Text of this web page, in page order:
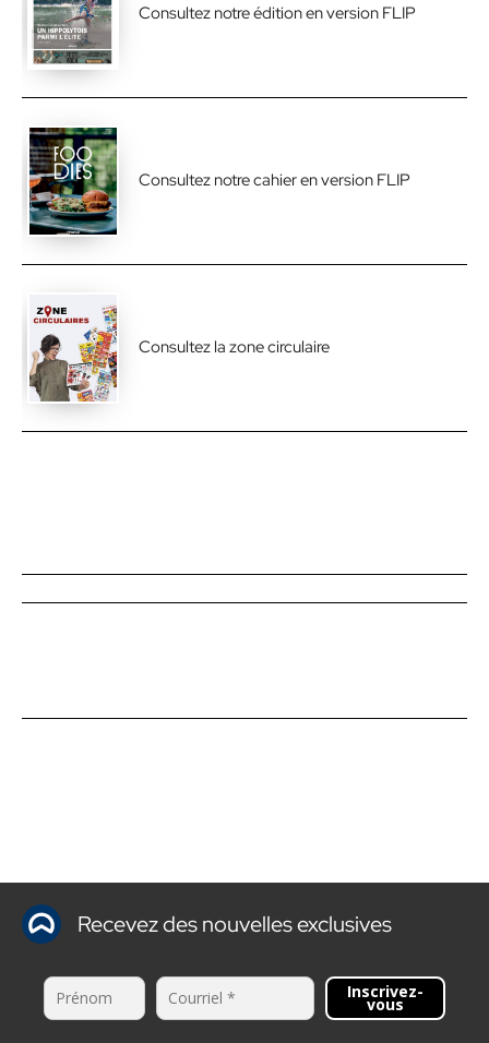
Consultez notre édition en version FLIP
Consultez notre cahier en version FLIP
Consultez la zone circulaire
Recevez des nouvelles exclusives
Inscrivez-
vous